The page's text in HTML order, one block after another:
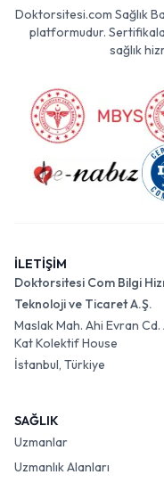
Doktorsitesi.com Sağlık
platformudur.
sağlık
İLETİŞİM
Doktorsitesi Com Bilgi
Teknoloji ve Ticaret A.Ş.
Maslak Mah. Ahi Evran
Kat Kolektif House
İstanbul, Türkiye
SAĞLIK
Uzmanlar
Uzmanlık Alanları